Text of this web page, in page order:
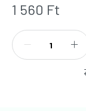
1 560 Ft